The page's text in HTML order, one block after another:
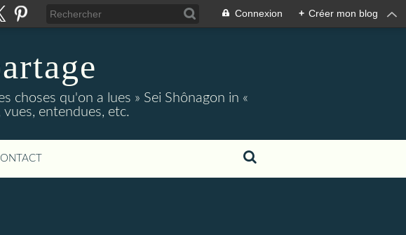
Connexion + Créer mon blog
choses qu'on a lues » Sei Shônagon in «
vues, entendues, etc.